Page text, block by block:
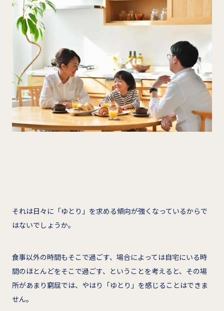
それは日々に「ゆとり」を求める傾向が強くなっているからで
はないでしょうか。
食事以外の時間もそこで過ごす、場合によっては自宅にいる時
間のほとんどをそこで過ごす、ということを考えると、その場
所があまり窮屈では、やはり「ゆとり」を感じることはできま
せん。